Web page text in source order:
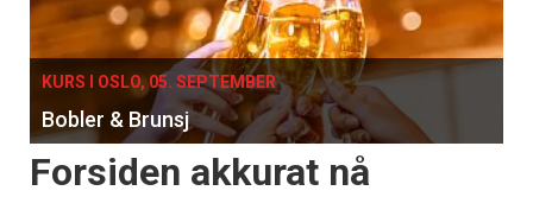
KURS I OSLO, 05. SEPTEMBER
Bobler & Brunsj
Forsiden akkurat nå